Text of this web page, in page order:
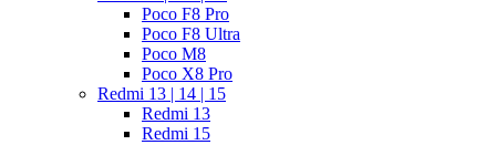
Poco F8 Pro
Poco F8 Ultra
Poco M8
Poco X8 Pro
Redmi 13 | 14 | 15
Redmi 13
Redmi 15